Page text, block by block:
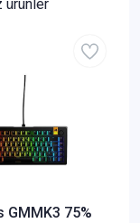
ürünler
GMMK3 75%